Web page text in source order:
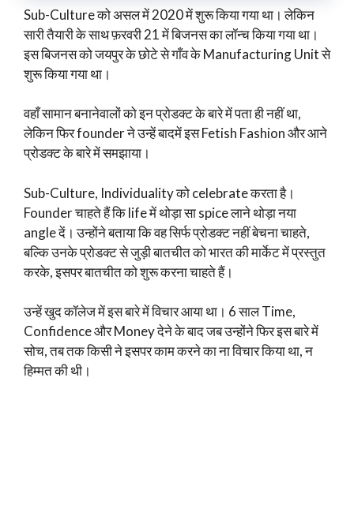
Sub-Culture को असल में 2020 में शुरू किया गया था। लेकिन
सारी तैयारी के साथ फ़रवरी 21 में बिजनस का लॉन्च किया गया था।
इस बिजनस को जयपुर के छोटे से गाँव के Manufacturing Unit से
शुरू किया गया था।
वहाँ सामान बनानेवालों को इन प्रोडक्ट के बारे में पता ही नहीं था,
लेकिन फिर founder ने उन्हें बादमें इस Fetish Fashion और आने
प्रोडक्ट के बारे में समझाया।
Sub-Culture, Individuality को celebrate करता है।
Founder चाहते हैं कि life में थोड़ा सा spice लाने थोड़ा नया
angle दें। उन्होंने बताया कि वह सिर्फ प्रोडक्ट नहीं बेचना चाहते,
बल्कि उनके प्रोडक्ट से जुड़ी बातचीत को भारत की मार्केट में प्रस्तुत
करके, इसपर बातचीत को शुरू करना चाहते हैं।
उन्हें खुद कॉलेज में इस बारे में विचार आया था। 6 साल Time,
Confidence और Money देने के बाद जब उन्होंने फिर इस बारे में
सोच, तब तक किसी ने इसपर काम करने का ना विचार किया था, न
हिम्मत की थी।